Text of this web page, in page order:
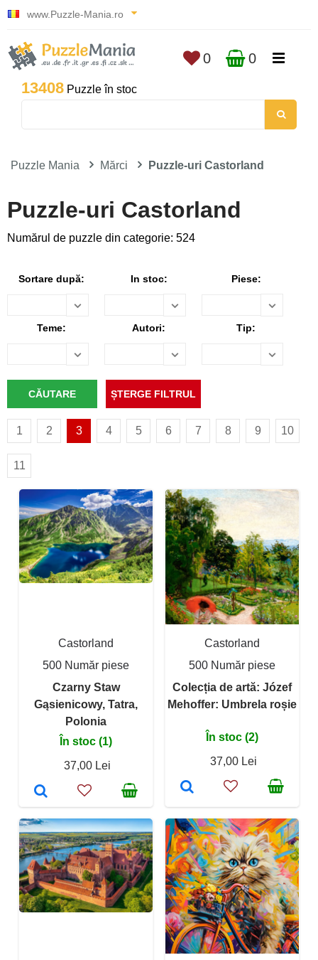
www.Puzzle-Mania.ro
13408 Puzzle în stoc
0 0
Puzzle Mania Mărci Puzzle-uri Castorland
Puzzle-uri Castorland
Numărul de puzzle din categorie: 524
Sortare după: In stoc: Piese:
Teme: Autori: Tip:
1 2 3 4 5 6 7 8 9 10
11
Castorland
500 Număr piese
Czarny Staw
Gąsienicowy, Tatra,
Polonia
În stoc (1)
37,00 Lei
Castorland
500 Număr piese
Colecția de artă: Józef
Mehoffer: Umbrela roșie
În stoc (2)
37,00 Lei